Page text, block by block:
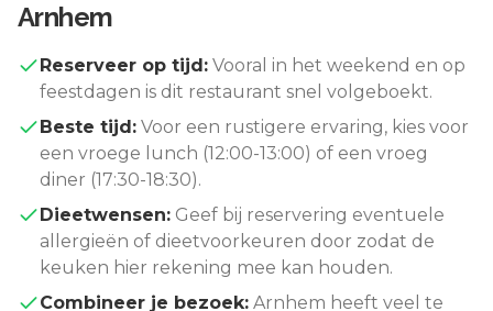
Arnhem
Reserveer op tijd: Vooral in het weekend en op
feestdagen is dit restaurant snel volgeboekt.
Beste tijd: Voor een rustigere ervaring, kies voor
een vroege lunch (12:00-13:00) of een vroeg
diner (17:30-18:30).
Dieetwensen: Geef bij reservering eventuele
allergieën of dieetvoorkeuren door zodat de
keuken hier rekening mee kan houden.
Combineer je bezoek: Arnhem heeft veel te